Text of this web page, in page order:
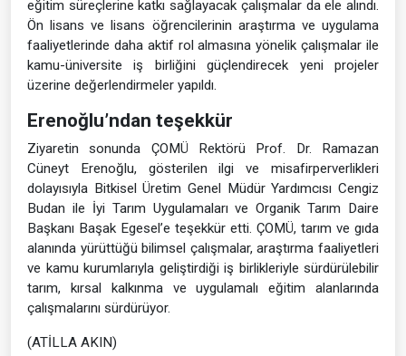
eğitim süreçlerine katkı sağlayacak çalışmalar da ele alındı.
Ön lisans ve lisans öğrencilerinin araştırma ve uygulama
faaliyetlerinde daha aktif rol almasına yönelik çalışmalar ile
kamu-üniversite iş birliğini güçlendirecek yeni projeler
üzerine değerlendirmeler yapıldı.
Erenoğlu’ndan teşekkür
Ziyaretin sonunda ÇOMÜ Rektörü Prof. Dr. Ramazan
Cüneyt Erenoğlu, gösterilen ilgi ve misafirperverlikleri
dolayısıyla Bitkisel Üretim Genel Müdür Yardımcısı Cengiz
Budan ile İyi Tarım Uygulamaları ve Organik Tarım Daire
Başkanı Başak Egesel’e teşekkür etti. ÇOMÜ, tarım ve gıda
alanında yürüttüğü bilimsel çalışmalar, araştırma faaliyetleri
ve kamu kurumlarıyla geliştirdiği iş birlikleriyle sürdürülebilir
tarım, kırsal kalkınma ve uygulamalı eğitim alanlarında
çalışmalarını sürdürüyor.
(ATİLLA AKIN)